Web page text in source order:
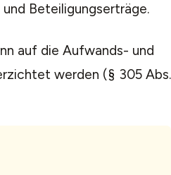
Beteiligungserträge.
auf die Aufwands- und
werden (§ 305 Abs.